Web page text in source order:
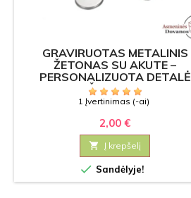
GRAVIRUOTAS METALINIS
ŽETONAS SU AKUTE –
PERSONALIZUOTA DETALĖ
PAPUOŠALAMS (15 MM)
1 Įvertinimas (-ai)
2,00 €
 Į krepšelį
 Sandėlyje!